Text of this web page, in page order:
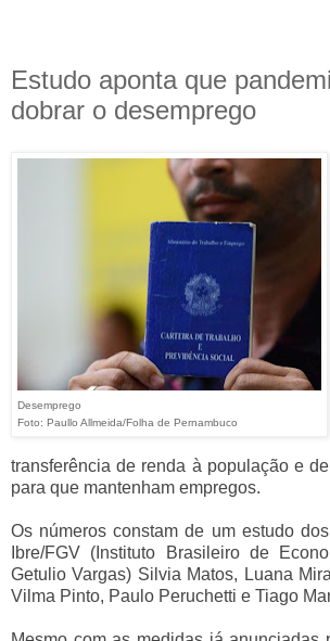
Estudo aponta que
dobrar o desemprego
Desemprego
Foto: Paullo Allmeida/Folha de Pernambuco
transferência de renda à população e
para que mantenham empregos.
Os números constam de um estudo
Ibre/FGV (Instituto Brasileiro de
Getulio Vargas) Silvia Matos, Luana
Vilma Pinto, Paulo Peruchetti e Tiago